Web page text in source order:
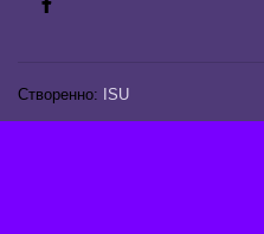
Створенно: ISU